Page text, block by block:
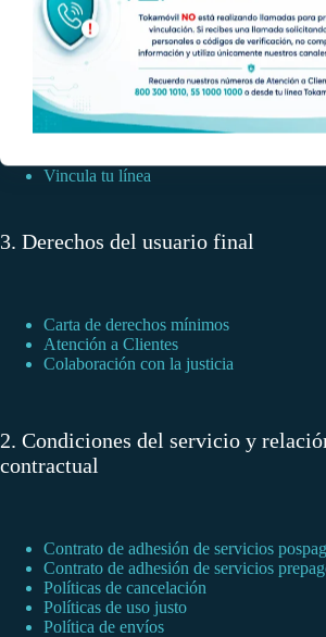
Marcación nacional a 10 dígitos
911 emergencias
Reglas de portabilidad
Gestión de tráfico
Vincula tu línea
3. Derechos del usuario final
Carta de derechos mínimos
Atención a Clientes
Colaboración con la justicia
2. Condiciones del servicio y
contractual
Contrato de adhesión de servicios
Contrato de adhesión de servicios
Políticas de cancelación
Políticas de uso justo
Política de envíos